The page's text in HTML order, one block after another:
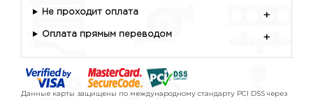
Не проходит оплата +
Оплата прямым переводом +
Данные карты защищены по международному стандарту PCI DSS через